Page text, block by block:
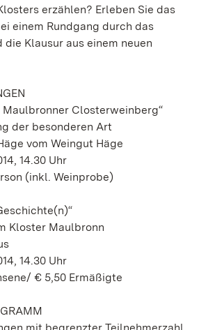
erzählen? Erleben Sie das
einem Rundgang durch das
die Klausur aus einem neuen
Maulbronner Closterweinberg“
der besonderen Art
vom Weingut Häge
14.30 Uhr
(inkl. Weinprobe)
Kloster Maulbronn
14.30 Uhr
€ 5,50 Ermäßigte